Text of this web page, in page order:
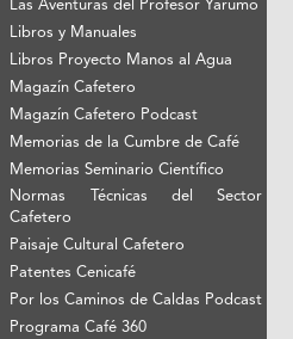
Las Aventuras del Profesor Yarumo
Libros y Manuales
Libros Proyecto Manos al Agua
Magazín Cafetero
Magazín Cafetero Podcast
Memorias de la Cumbre de Café
Memorias Seminario Científico
Normas Técnicas del Sector
Cafetero
Paisaje Cultural Cafetero
Patentes Cenicafé
Por los Caminos de Caldas Podcast
Programa Café 360